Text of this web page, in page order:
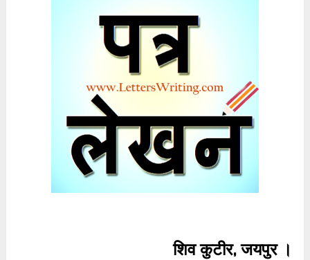
शिव कुटीर, जयपुर ।